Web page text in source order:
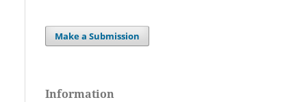
Make a Submission
Information